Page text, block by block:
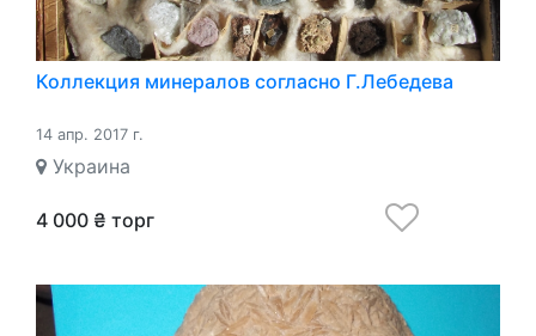
Коллекция минералов согласно Г.Лебедева
14 апр. 2017 г.
Украина
4 000 ₴ торг